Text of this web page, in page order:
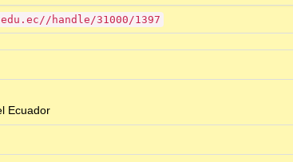
handle/31000/1397
Ecuador